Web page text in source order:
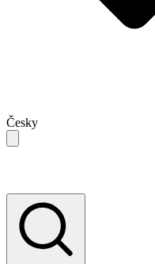
Česky